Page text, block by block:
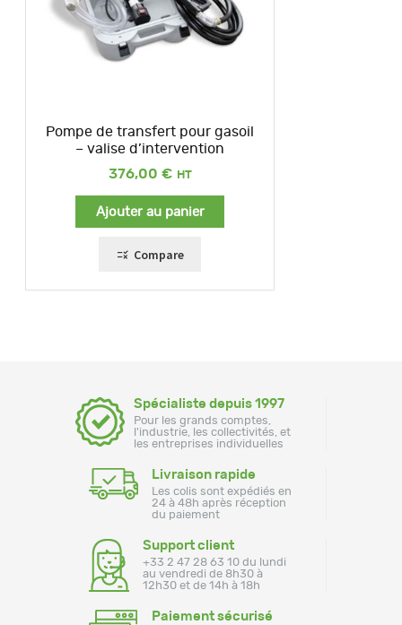
Pompe de transfert pour gasoil
– valise d’intervention
376,00 €
Ajouter au panier
Compare
Spécialiste depuis 1997
Pour les grands comptes,
l'industrie, les collectivités, et
les entreprises individuelles
Livraison rapide
Les colis sont expédiés en
24 à 48h après réception
du paiement
Support client
+33 2 47 28 63 10 du lundi
au vendredi de 8h30 à
12h30 et de 14h à 18h
Paiement sécurisé